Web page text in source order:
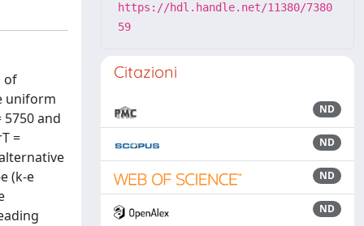
of
uniform
and
=
(k-e
https://hdl.handle.net/11380/7380
59
Citazioni
ND
ND
ND
ND